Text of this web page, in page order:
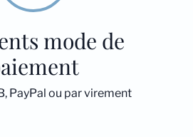
mode de
PayPal ou par virement